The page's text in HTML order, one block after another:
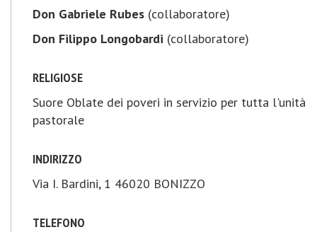
Don Gabriele Rubes (collaboratore)
Don Filippo Longobardi (collaboratore)
RELIGIOSE
Suore Oblate dei poveri in servizio per tutta l'unità
pastorale
INDIRIZZO
Via I. Bardini, 1 46020 BONIZZO
TELEFONO